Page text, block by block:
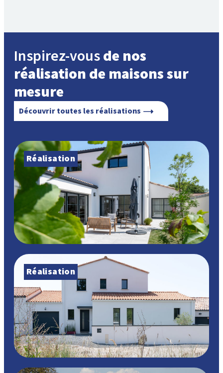
Inspirez-vousde nos
réalisation de maisons sur
mesure
Découvrir toutes les réalisations
Réalisation
Réalisation